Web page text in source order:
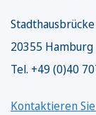
20355 Hamburg
Tel. +49 (0)40
Kontaktieren